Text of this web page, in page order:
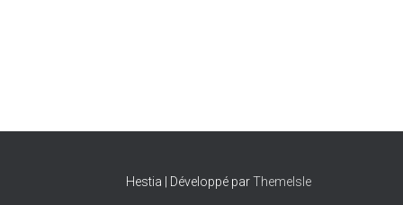
Hestia | Développé parThemeIsle